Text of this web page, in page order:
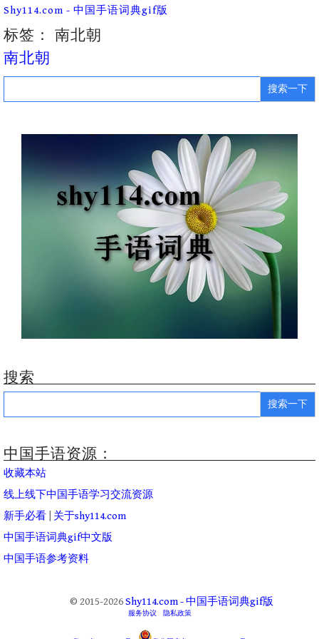
Skip
content
Shy114.com - 中国手语词典gif版
标签： 南北朝
南北朝
Search
搜索
Search
中国手语资源：
收藏本站
线上线下中国手语学习交流资源
新手必看
关于shy114.com
中国手语词典gif中文版
中国手语参考资料
© 2015-2026Shy114.com - 中国手语词典gif版
服务协议 隐私政策